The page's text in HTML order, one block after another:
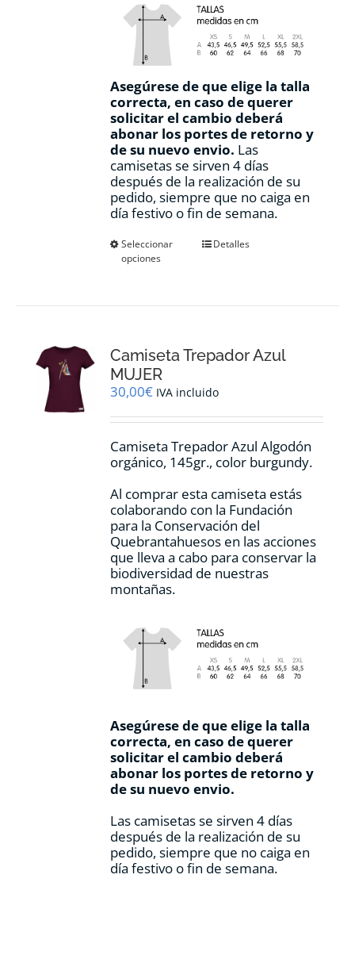
Asegúrese de que elige la talla
correcta, en caso de querer
solicitar el cambio deberá
abonar los portes de retorno y
de su nuevo envio. Las
camisetas se sirven 4 días
después de la realización de su
pedido, siempre que no caiga en
día festivo o fin de semana.
Seleccionar
opciones
Este
se
elegir
la
de
producto
Detalles
Camiseta Trepador Azul
MUJER
30,00€ IVA incluido
Camiseta Trepador Azul Algodón
orgánico, 145gr., color burgundy.
Al comprar esta camiseta estás
colaborando con la Fundación
para la Conservación del
Quebrantahuesos en las acciones
que lleva a cabo para conservar la
biodiversidad de nuestras
montañas.
Asegúrese de que elige la talla
correcta, en caso de querer
solicitar el cambio deberá
abonar los portes de retorno y
de su nuevo envio.
Las camisetas se sirven 4 días
después de la realización de su
pedido, siempre que no caiga en
día festivo o fin de semana.